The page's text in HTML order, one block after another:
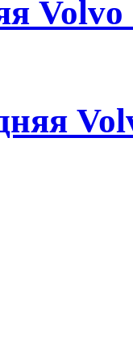
Volvo